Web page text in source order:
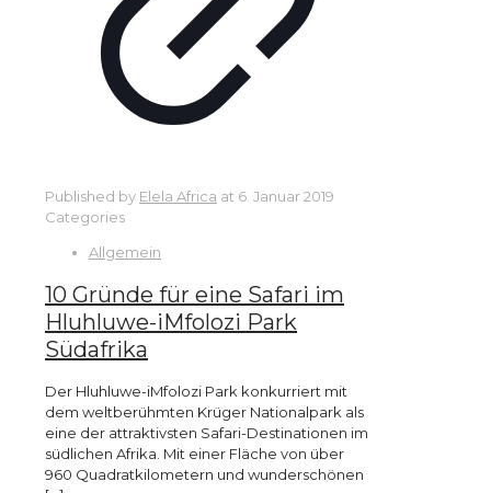
Published by Elela Africa at 6. Januar 2019
Categories
Allgemein
10 Gründe für eine Safari im
Hluhluwe-iMfolozi Park
Südafrika
Der Hluhluwe-iMfolozi Park konkurriert mit
dem weltberühmten Krüger Nationalpark als
eine der attraktivsten Safari-Destinationen im
südlichen Afrika. Mit einer Fläche von über
960 Quadratkilometern und wunderschönen